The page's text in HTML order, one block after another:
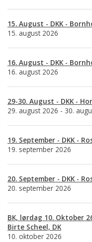
15. August - DKK -
15. august 2026
16. August - DKK -
16. august 2026
29-30. August - DKK -
29. august 2026 - 30.
19. September - DKK -
19. september 2026
20. September - DKK -
20. september 2026
BK, lørdag 10. Oktober
Birte Scheel, DK
10. oktober 2026